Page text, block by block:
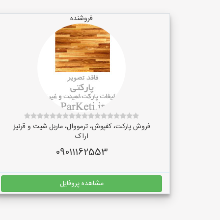
فروشنده
فروش پارکت، کفپوش، ترمووال، ماربل شیت و قرنیز
اراک
09011162553
مشاهده پروفایل